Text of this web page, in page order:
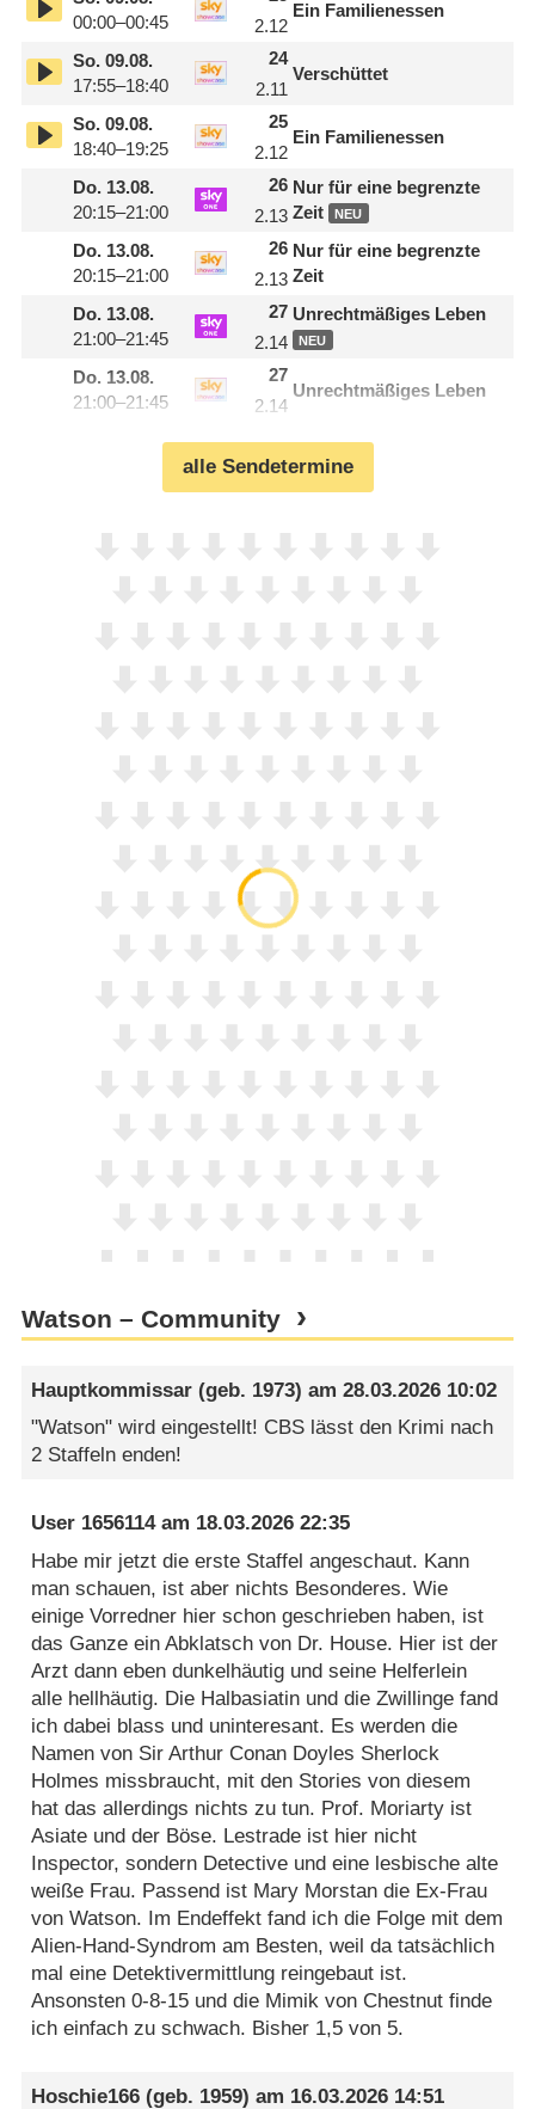
00:00–00:45
2.12
Ein Familienessen
So.09.08.
17:55–18:40
24
2.11
Verschüttet
So.09.08.
18:40–19:25
25
2.12
Ein Familienessen
Do.13.08.
20:15–21:00
26
2.13
Nur für eine begrenzte
Zeit
NEU
Do.13.08.
20:15–21:00
26
2.13
Nur für eine begrenzte
Zeit
Do.13.08.
21:00–21:45
27
2.14
Unrechtmäßiges Leben
NEU
Do. 13.08.
21:00–21:45
27
2.14
Unrechtmäßiges Leben
alle Sendetermine
Watson – Community
Hauptkommissar (geb. 1973) am28.03.2026 10:02
"Watson" wird eingestellt! CBS lässt den Krimi nach
2 Staffeln enden!
User 1656114am 18.03.2026 22:35
Habe mir jetzt die erste Staffel angeschaut. Kann
man schauen, ist aber nichts Besonderes. Wie
einige Vorredner hier schon geschrieben haben, ist
das Ganze ein Abklatsch von Dr. House. Hier ist der
Arzt dann eben dunkelhäutig und seine Helferlein
alle hellhäutig. Die Halbasiatin und die Zwillinge fand
ich dabei blass und uninteresant. Es werden die
Namen von Sir Arthur Conan Doyles Sherlock
Holmes missbraucht, mit den Stories von diesem
hat das allerdings nichts zu tun. Prof. Moriarty ist
Asiate und der Böse. Lestrade ist hier nicht
Inspector, sondern Detective und eine lesbische alte
weiße Frau. Passend ist Mary Morstan die Ex-Frau
von Watson. Im Endeffekt fand ich die Folge mit dem
Alien-Hand-Syndrom am Besten, weil da tatsächlich
mal eine Detektivermittlung reingebaut ist.
Ansonsten 0-8-15 und die Mimik von Chestnut finde
ich einfach zu schwach. Bisher 1,5 von 5.
Hoschie166 (geb. 1959) am 16.03.2026 14:51